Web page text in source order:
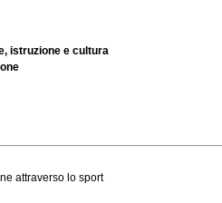
istruzione e cultura
attraverso lo sport